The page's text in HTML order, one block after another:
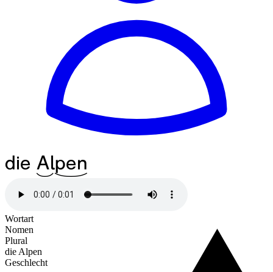
die ^10Al^21pen
Wortart
Nomen
Plural
die Alpen
Geschlecht